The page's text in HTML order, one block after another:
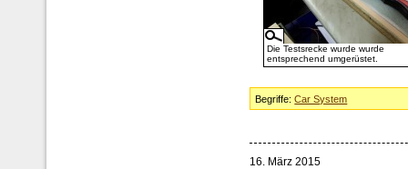
Die Testsrecke wurde wurde
entsprechend umgerüstet.
Begriffe:Car System
16. März 2015